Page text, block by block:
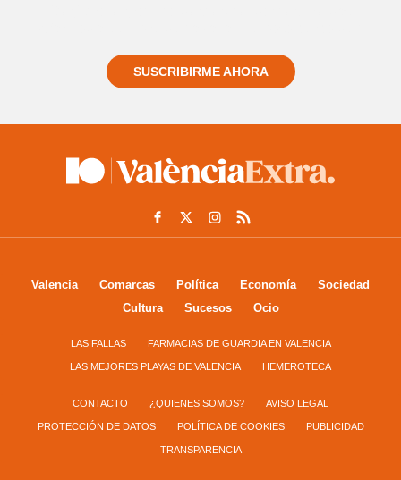
SUSCRIBIRME AHORA
Valencia Comarcas Política Economía
Sociedad
Cultura
Sucesos Ocio
LAS FALLAS FARMACIAS DE GUARDIA EN VALENCIA
LAS MEJORES PLAYAS DE VALENCIA HEMEROTECA
CONTACTO ¿QUIENES SOMOS? AVISO LEGAL
PROTECCIÓN DE DATOS POLÍTICA DE COOKIES PUBLICIDAD
TRANSPARENCIA